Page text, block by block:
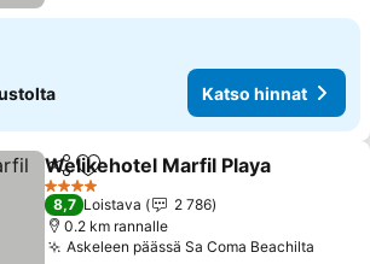
Katso hinnat
Jaa Lisää suosikkeihin
Welikehotel Marfil Playa
4 Tähtiluokitus
8,7 Loistava
2 786
0.2 km rannalle
Askeleen päässä Sa Coma Beachilta